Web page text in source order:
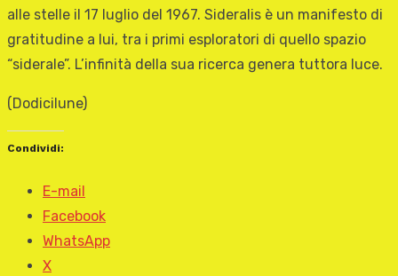
alle stelle il 17 luglio del 1967. Sideralis è un manifesto di
gratitudine a lui, tra i primi esploratori di quello spazio
“siderale”. L’infinità della sua ricerca genera tuttora luce.
(Dodicilune)
Condividi:
E-mail
Facebook
WhatsApp
X